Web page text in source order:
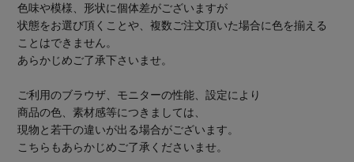
色味や模様、形状に個体差がございますが
状態をお選び頂くことや、複数ご注文頂いた場合に色を揃える
ことはできません。
あらかじめご了承下さいませ。
ご利用のブラウザ、モニターの性能、設定により
商品の色、素材感等につきましては、
現物と若干の違いが出る場合がございます。
こちらもあらかじめご了承くださいませ。